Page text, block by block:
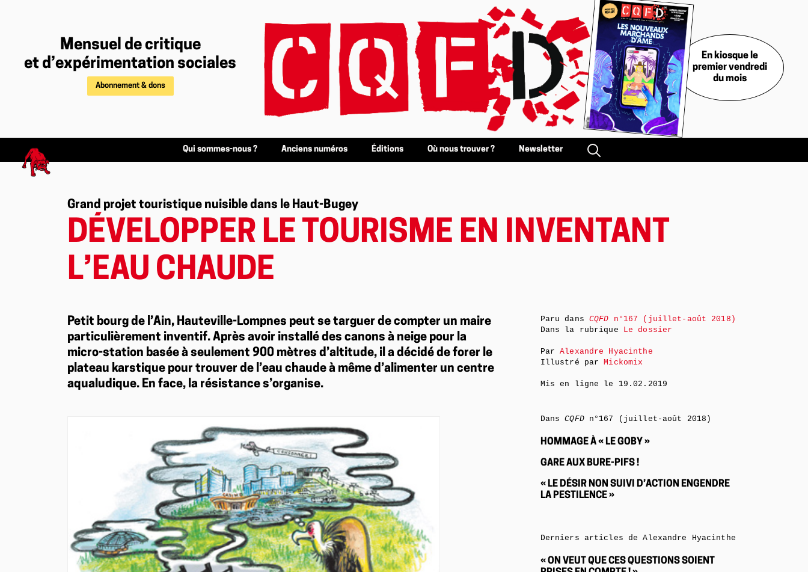
Mensuel de critique
et d’expérimentation sociales
Abonnement & dons
En kiosque le
premier vendredi
du mois
Qui sommes-nous ? Anciens numéros Éditions Où nous trouver ? Newsletter
Grand projet touristique nuisible dans le Haut-Bugey
DÉVELOPPER LE TOURISME EN INVENTANT
L’EAU CHAUDE
Petit bourg de l’Ain, Hauteville-Lompnes peut se targuer de compter un maire
particulièrement inventif. Après avoir installé des canons à neige pour la
micro-station basée à seulement 900 mètres d’altitude, il a décidé de forer le
plateau karstique pour trouver de l’eau chaude à même d’alimenter un centre
aqualudique. En face, la résistance s’organise.
Paru dans CQFD n°167 (juillet-août 2018)
Dans la rubrique Le dossier
ParAlexandre Hyacinthe
Illustré parMickomix
Mis en ligne le 19.02.2019
DansCQFDn°167 (juillet-août 2018)
HOMMAGE À « LE GOBY »
GARE AUX BURE-PIFS !
« LE DÉSIR NON SUIVI D’ACTION ENGENDRE
LA PESTILENCE »
Derniers articles de Alexandre Hyacinthe
« ON VEUT QUE CES QUESTIONS SOIENT